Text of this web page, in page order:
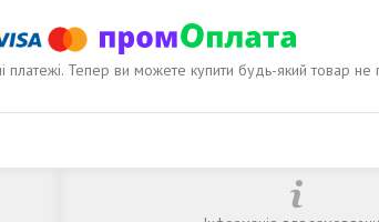
платежі. Тепер ви можете купити будь-який товар не